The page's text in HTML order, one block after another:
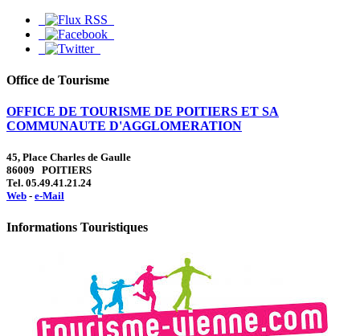
Office de Tourisme
OFFICE DE TOURISME DE POITIERS ET SA
COMMUNAUTE D'AGGLOMERATION
45, Place Charles de Gaulle
86009 POITIERS
Tel. 05.49.41.21.24
Web - e-Mail
Informations Touristiques